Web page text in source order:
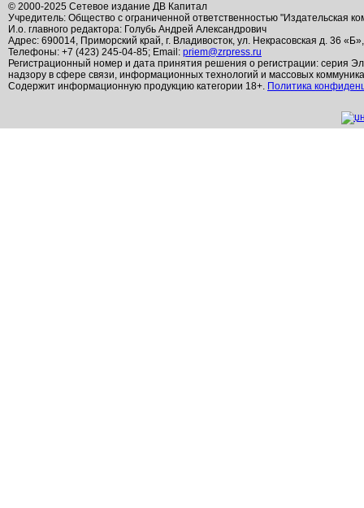
© 2000-2025 Сетевое издание ДВ Капитал
Учредитель: Общество с ограниченной ответственностью "Издательская
И.о. главного редактора: Голубь Андрей Александрович
Адрес: 690014, Приморский край, г. Владивосток, ул. Некрасовская д. 36
Телефоны: +7 (423) 245-04-85; Email: priem@zrpress.ru
Регистрационный номер и дата принятия решения о регистрации: серия
надзору в сфере связи, информационных технологий и массовых
Содержит информационную продукцию категории 18+. Политика